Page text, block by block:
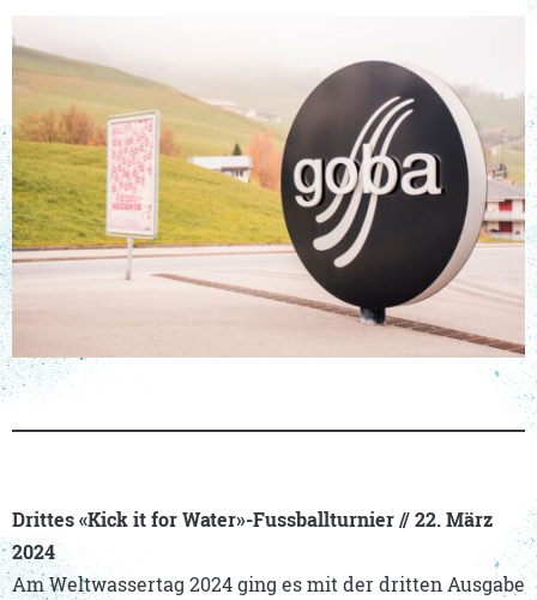
Drittes «Kick it for Water»-Fussballturnier // 22. März
2024
Am Weltwassertag 2024 ging es mit der dritten Ausgabe